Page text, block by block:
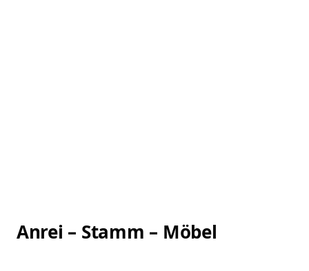
Anrei – Stamm – Möbel